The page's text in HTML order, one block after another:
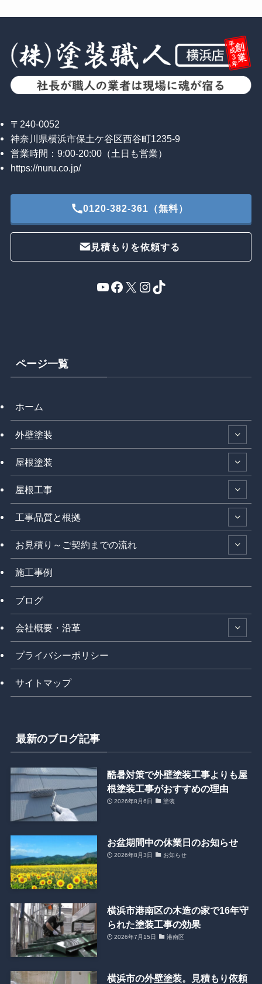
〒240-0052
神奈川県横浜市保土ケ谷区西谷町1235-9
営業時間：9:00-20:00（土日も営業）
https://nuru.co.jp/
0120-382-361（無料）
見積もりを依頼する
YouTube
Facebook
X Instagram
TikTok
ページ一覧
ホーム
外壁塗装
屋根塗装
屋根工事
工事品質と根拠
お見積り～ご契約までの流れ
施工事例
ブログ
会社概要・沿革
プライバシーポリシー
サイトマップ
最新のブログ記事
酷暑対策で外壁塗装工事よりも屋
根塗装工事がおすすめの理由
2026年8月6日 塗装
お盆期間中の休業日のお知らせ
2026年8月3日 お知らせ
横浜市港南区の木造の家で16年守
られた塗装工事の効果
2026年7月15日 港南区
横浜市の外壁塗装。見積もり依頼